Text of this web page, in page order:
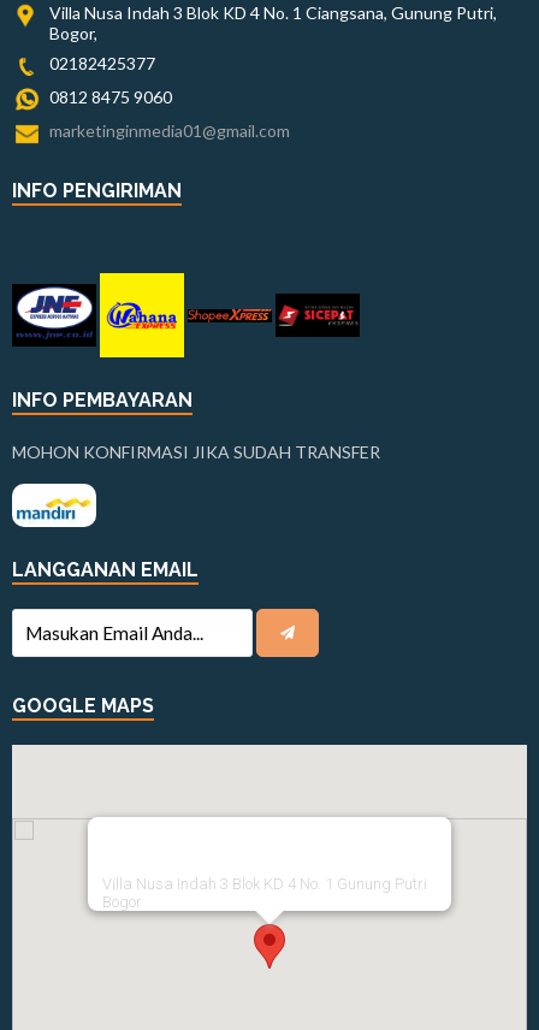
Villa Nusa Indah 3 Blok KD 4 No. 1 Ciangsana, Gunung Putri,
Bogor,
02182425377
0812 8475 9060
marketinginmedia01@gmail.com
INFO PENGIRIMAN
INFO PEMBAYARAN
MOHON KONFIRMASI JIKA SUDAH TRANSFER
LANGGANAN EMAIL
GOOGLE MAPS
Villa Nusa Indah 3 Blok KD 4 No. 1 Gunung Putri
Bogor